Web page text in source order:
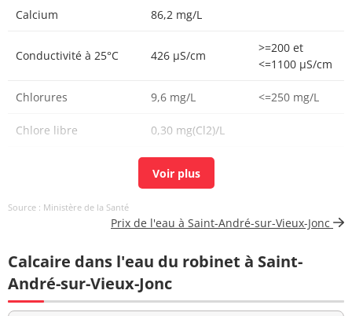
Calcium 86,2 mg/L
Conductivité à 25°C 426 µS/cm
>=200 et
<=1100 µS/cm
Chlorures 9,6 mg/L <=250 mg/L
Chlore libre 0,30 mg(Cl2)/L
0,33 mg(Cl2)/L
mg/L ClO2
total
<0,2 mg(C)/L <=2 mg(C)/L
Source : Ministère de la Santé
Prix de l'eau à Saint-André-sur-Vieux-Jonc
Calcaire dans l'eau du robinet à Saint-
André-sur-Vieux-Jonc